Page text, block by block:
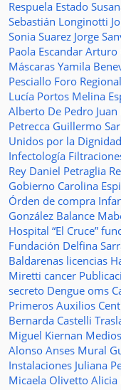
Respuela Estado
Sebastián Longinotti
Sonia Suarez Jorge
Paola Escandar Arturo
Máscaras Yamila
Pesciallo Foro Regional
Lucía Portos Melina
Alberto De Pedro Juan
Petrecca Guillermo
Unidos por la Dignidad
Infectología
Rey Daniel Petraglia
Gobierno Carolina
Órden de compra
González Balance
Hospital “El Cruce”
Fundación Delfina
Baldarenas licencias
Miretti cancer
secreto Dengue oms
Primeros Auxilios
Bernarda Castelli
Miguel Kiernan Medios
Alonso Anses Mural
Instalaciones Juliana
Micaela Olivetto Alicia